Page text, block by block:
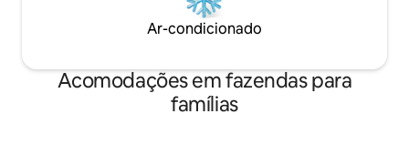
Ar-condicionado
Acomodações em fazendas para
famílias